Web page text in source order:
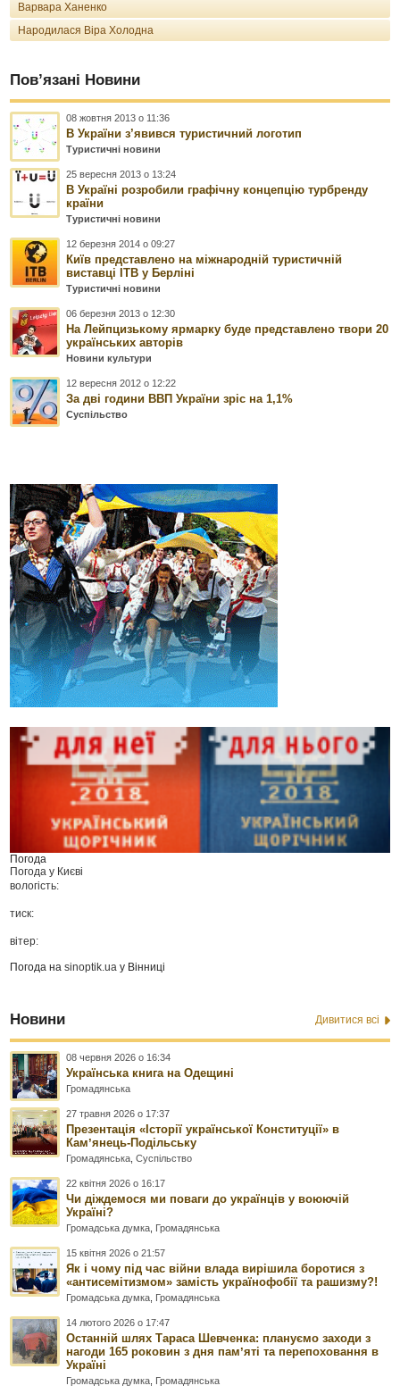
Варвара Ханенко
Народилася Віра Холодна
Пов’язані Новини
08 жовтня 2013 о 11:36
В України з’явився туристичний логотип
Туристичні новини
25 вересня 2013 о 13:24
В Україні розробили графічну концепцію турбренду
країни
Туристичні новини
12 березня 2014 о 09:27
Київ представлено на міжнародній туристичній
виставці ITB у Берліні
Туристичні новини
06 березня 2013 о 12:30
На Лейпцизькому ярмарку буде представлено твори 20
українських авторiв
Новини культури
12 вересня 2012 о 12:22
За дві години ВВП України зріс на 1,1%
Суспільство
Погода
Погода у Києві
вологість:
тиск:
вітер:
Погода наsinoptik.ua у Вінниці
Новини Дивитися всі
08 червня 2026 о 16:34
Українська книга на Одещині
Громадянська
27 травня 2026 о 17:37
Презентація «Історії української Конституції» в
Камʼянець-Подільську
Громадянська ,Суспільство
22 квітня 2026 о 16:17
Чи діждемося ми поваги до українців у воюючій
Україні?
Громадська думка Громадянська
15 квітня 2026 о 21:57
Як і чому під час війни влада вирішила боротися з
«антисемітизмом» замість українофобії та рашизму?!
Громадська думка Громадянська
14 лютого 2026 о 17:47
Останній шлях Тараса Шевченка: плануємо заходи з
нагоди 165 роковин з дня памʼяті та перепоховання в
Україні
Громадська думка Громадянська